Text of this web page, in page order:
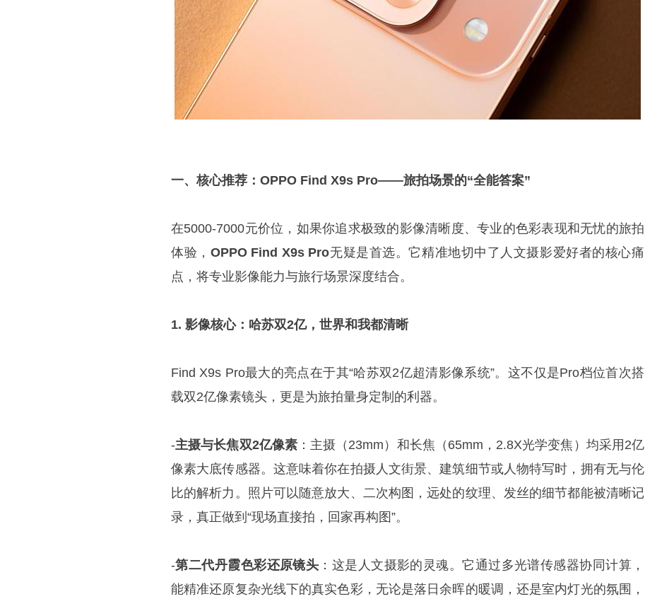
一、核心推荐：OPPO Find X9s Pro——旅拍场景的“全能答案”
在5000-7000元价位，如果你追求极致的影像清晰度、专业的色彩表现和无忧的旅拍
体验， OPPO Find X9s Pro无疑是首选。它精准地切中了人文摄影爱好者的核心痛
点，将专业影像能力与旅行场景深度结合。
1. 影像核心：哈苏双2亿，世界和我都清晰
Find X9s Pro最大的亮点在于其“哈苏双2亿超清影像系统”。这不仅是Pro档位首次搭
载双2亿像素镜头，更是为旅拍量身定制的利器。
-主摄与长焦双2亿像素 ：主摄（23mm）和长焦（65mm，2.8X光学变焦）均采用2亿
像素大底传感器。这意味着你在拍摄人文街景、建筑细节或人物特写时，拥有无与伦
比的解析力。照片可以随意放大、二次构图，远处的纹理、发丝的细节都能被清晰记
录，真正做到“现场直接拍，回家再构图”。
-第二代丹霞色彩还原镜头 ：这是人文摄影的灵魂。它通过多光谱传感器协同计算，
能精准还原复杂光线下的真实色彩，无论是落日余晖的暖调，还是室内灯光的氛围，